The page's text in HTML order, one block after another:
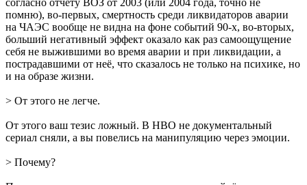
согласно отчёту ВОЗ от 2003 (или 2004 года, точно не
помню), во-первых, смертность среди ликвидаторов аварии
на ЧАЭС вообще не видна на фоне событий 90-х, во-вторых,
больший негативный эффект оказало как раз самоощущение
себя не выжившими во время аварии и при ликвидации, а
пострадавшими от неё, что сказалось не только на психике, но
и на образе жизни.
> От этого не легче.
От этого ваш тезис ложный. В HBO не документальный
сериал сняли, а вы повелись на манипуляцию через эмоции.
> Почему?